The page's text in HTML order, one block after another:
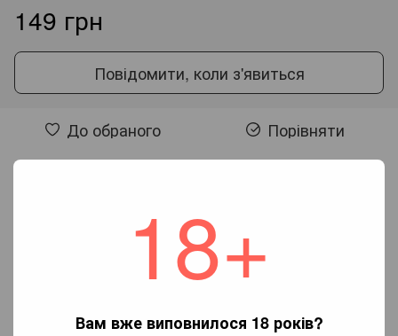
18+
Вам вже виповнилося 18 років?
149 грн
Повідомити, коли з'явиться
До обраного Порівняти
Додайте перший відгук